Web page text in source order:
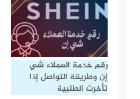
رقم خدمة العملاء شي
إن وطريقة التواصل إذا
تأخرت الطلبية